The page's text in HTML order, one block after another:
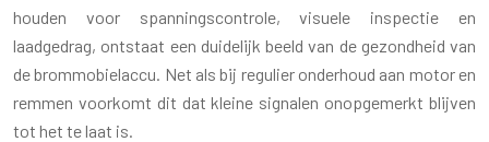
houden voor spanningscontrole, visuele inspectie en
laadgedrag, ontstaat een duidelijk beeld van de gezondheid van
de brommobielaccu. Net als bij regulier onderhoud aan motor en
remmen voorkomt dit dat kleine signalen onopgemerkt blijven
tot het te laat is.